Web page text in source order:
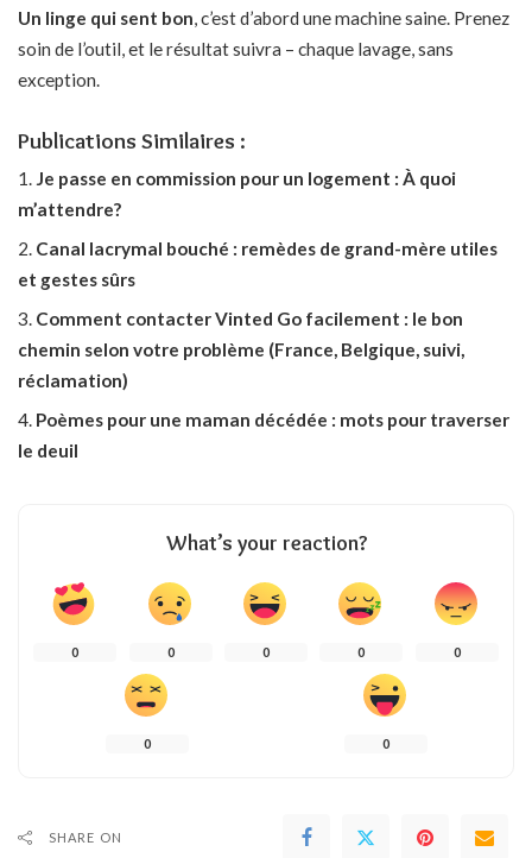
Un linge qui sent bon, c’est d’abord une machine saine. Prenez
soin de l’outil, et le résultat suivra – chaque lavage, sans
exception.
Publications Similaires :
Je passe en commission pour un logement : À quoi
m’attendre?
Canal lacrymal bouché : remèdes de grand-mère utiles
et gestes sûrs
Comment contacter Vinted Go facilement : le bon
chemin selon votre problème (France, Belgique, suivi,
réclamation)
Poèmes pour une maman décédée : mots pour traverser
le deuil
What’s your reaction?
0 0 0 0 0
0 0
SHARE ON